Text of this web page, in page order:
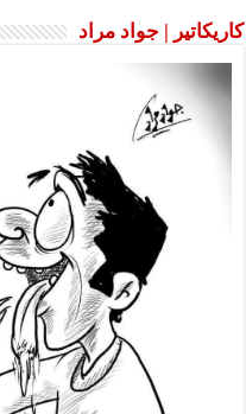
كاريكاتير | جواد مراد